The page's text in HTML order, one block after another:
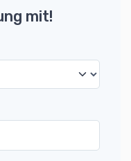
mit!